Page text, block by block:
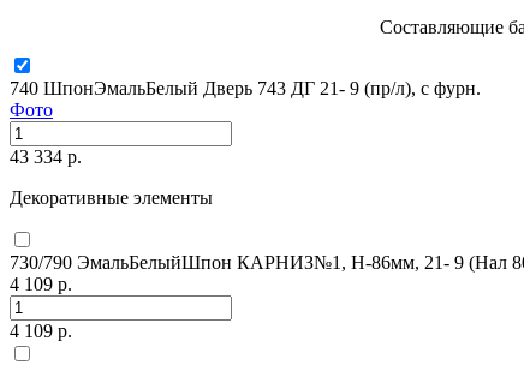
Составляющие
740 ШпонЭмальБелый Дверь 743 ДГ 21- 9 (пр/л), с фурн.
Фото
43 334 р.
Декоративные элементы
730/790 ЭмальБелыйШпон КАРНИЗ№1, H-86мм, 21- 9 (Нал
4 109 р.
4 109 р.